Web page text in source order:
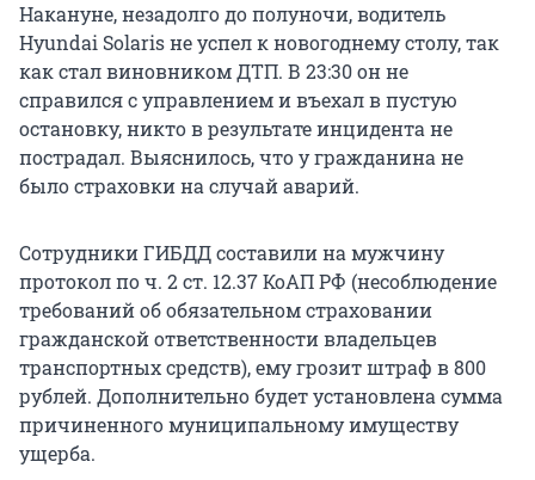
Накануне, незадолго до полуночи, водитель
Hyundai Solaris не успел к новогоднему столу, так
как стал виновником ДТП. В 23:30 он не
справился с управлением и въехал в пустую
остановку, никто в результате инцидента не
пострадал. Выяснилось, что у гражданина не
было страховки на случай аварий.
Сотрудники ГИБДД составили на мужчину
протокол по ч. 2 ст. 12.37 КоАП РФ (несоблюдение
требований об обязательном страховании
гражданской ответственности владельцев
транспортных средств), ему грозит штраф в 800
рублей. Дополнительно будет установлена сумма
причиненного муниципальному имуществу
ущерба.